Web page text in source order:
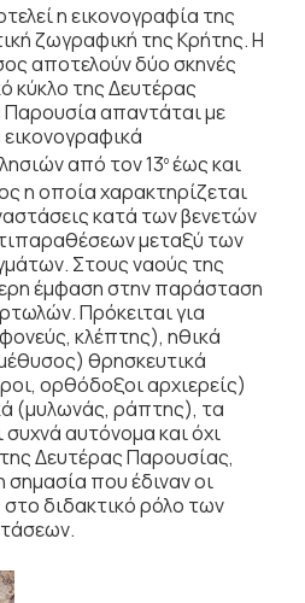
η εικονογραφία της
ζωγραφική της Κρήτης. Η
αποτελούν δύο σκηνές
κύκλο της Δευτέρας
απαντάται με
από τον 13οέως και
η οποία χαρακτηρίζεται
κατά των βενετών
μεταξύ των
Στους ναούς της
έμφαση στην παράσταση
Πρόκειται για
κλέπτης), ηθικά
θρησκευτικά
ορθόδοξοι αρχιερείς)
(μυλωνάς, ράπτης), τα
αυτόνομα και όχι
Δευτέρας Παρουσίας,
σημασία που έδιναν οι
διδακτικό ρόλο των